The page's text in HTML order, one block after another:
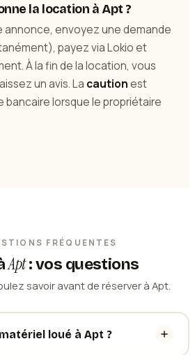
la location à Apt ?
annonce, envoyez une demande
payez via Lokio et
À la fin de la location, vous
un avis. La cautionest
bancaire lorsque le propriétaire
FRÉQUENTES
Apt: vos questions
savoir avant de réserver à Apt.
loué à Apt ?